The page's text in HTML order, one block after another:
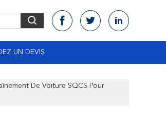
UN DEVIS
De Voiture SQCS Pour